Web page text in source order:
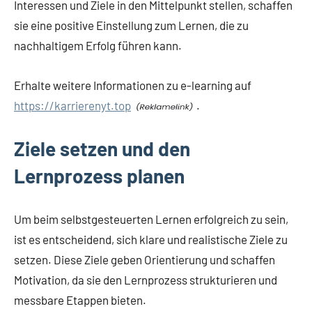
Interessen und Ziele in den Mittelpunkt stellen, schaffen
sie eine positive Einstellung zum Lernen, die zu
nachhaltigem Erfolg führen kann.
Erhalte weitere Informationen zu e-learning auf
https://karrierenyt.top
.
Ziele setzen und den
Lernprozess planen
Um beim selbstgesteuerten Lernen erfolgreich zu sein,
ist es entscheidend, sich klare und realistische Ziele zu
setzen. Diese Ziele geben Orientierung und schaffen
Motivation, da sie den Lernprozess strukturieren und
messbare Etappen bieten.